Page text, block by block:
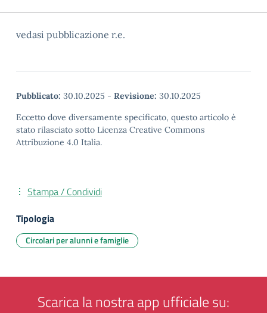
vedasi pubblicazione r.e.
Pubblicato: 30.10.2025 - Revisione: 30.10.2025
Eccetto dove diversamente specificato, questo articolo è
stato rilasciato sotto Licenza Creative Commons
Attribuzione 4.0 Italia.
Stampa / Condividi
Tipologia
Circolari per alunni e famiglie
Scarica la nostra app ufficiale su: